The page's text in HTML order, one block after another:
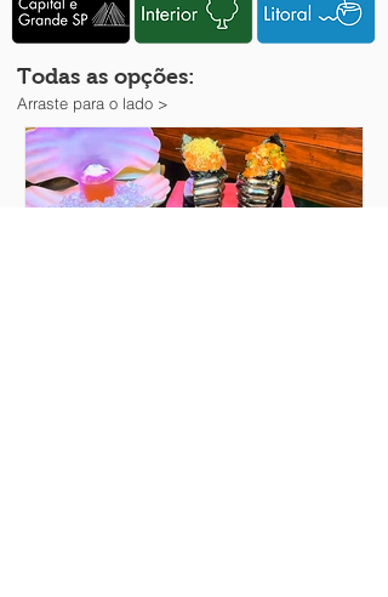
Todas as opções:
Arraste para o lado >